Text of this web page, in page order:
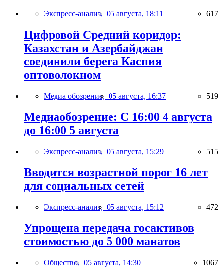
Экспресс-анализ, 05 августа, 18:11 617
Цифровой Средний коридор:
Казахстан и Азербайджан
соединили берега Каспия
оптоволокном
Медиа обозрение, 05 августа, 16:37 519
Медиаобозрение: С 16:00 4 августа
до 16:00 5 августа
Экспресс-анализ, 05 августа, 15:29 515
Вводится возрастной порог 16 лет
для социальных сетей
Экспресс-анализ, 05 августа, 15:12 472
Упрощена передача госактивов
стоимостью до 5 000 манатов
Общество, 05 августа, 14:30 1067